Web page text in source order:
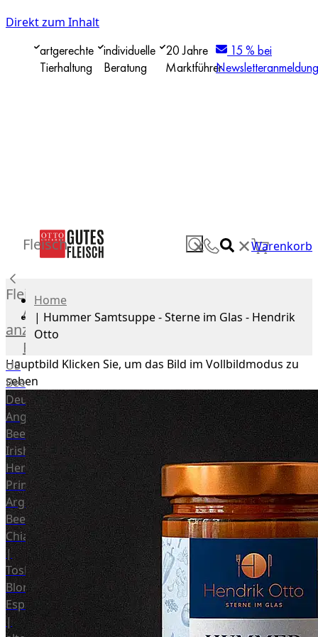
Direkt zum Inhalt
artgerechte
Tierhaltung
individuelle
Beratung
20 Jahre
Marktführer
15 % bei
Newsletteranmeldung
✕ ✕Warenkorb
Fleisch
Fleisch
Alle
anzeigen
Rind
US
Beef
Deutsches
Angus
Beef
Irish
Hereford
Prime
Argentina
Beef
Chianina
|
Toskana
Blonda
Espanola
|
Home
| Hummer Samtsuppe - Sterne im Glas - Hendrik
Otto
Hauptbild Klicken Sie, um das Bild im Vollbildmodus zu
sehen